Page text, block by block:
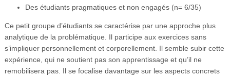
Des étudiants pragmatiques et non engagés (n= 6/35)
Ce petit groupe d’étudiants se caractérise par une approche plus
analytique de la problématique. Il participe aux exercices sans
s’impliquer personnellement et corporellement. Il semble subir cette
expérience, qui ne soutient pas son apprentissage et qu’il ne
remobilisera pas. Il se focalise davantage sur les aspects concrets